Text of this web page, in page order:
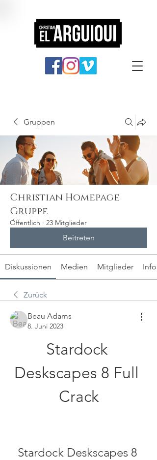
Gruppen
Christian Homepage
Gruppe
Öffentlich · 23 Mitglieder
Beitreten
Diskussionen Medien Mitglieder Info
Zurück
Beau Adams
8. Juni 2023
Stardock
Deskscapes 8 Full
Crack
Stardock Deskscapes 8